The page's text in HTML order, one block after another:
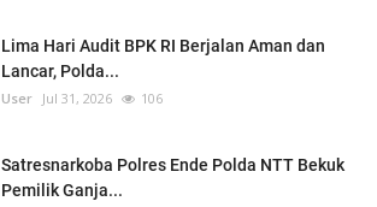
Lima Hari Audit BPK RI Berjalan Aman dan
Lancar, Polda...
User Jul 31, 2026 106
Satresnarkoba Polres Ende Polda NTT Bekuk
Pemilik Ganja...